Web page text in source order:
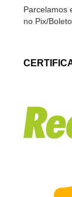
Parcelamos
no Pix/Boleto